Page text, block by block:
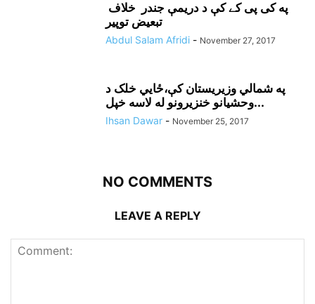
په کی پی کے کې د دريمې جندر خلاف
تبعيض توپير
Abdul Salam Afridi - November 27, 2017
په شمالي وزيريستان کې،ځايي خلک د
وحشيانو خنزيرونو له لاسه خپل...
Ihsan Dawar - November 25, 2017
NO COMMENTS
LEAVE A REPLY